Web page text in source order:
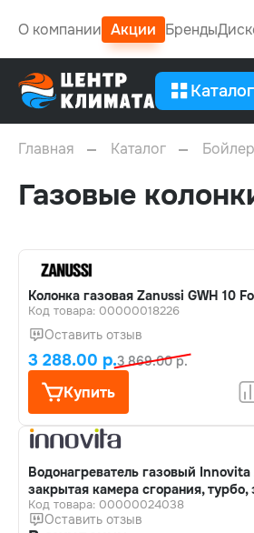
О компании Акции Бренды
Каталог
Главная Каталог
Газовые
Колонка газовая Zanussi GWH 10
Код товара: 00000018226
Оставить отзыв
3 288.00 р.3 869.00 р.
Купить
Водонагреватель газовый Innovita
закрытая камера сгорания, турбо,
Код товара: 00000024038
Оставить отзыв